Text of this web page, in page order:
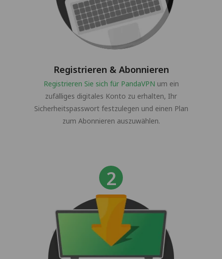
Registrieren & Abonnieren
Registrieren Sie sich für PandaVPN um ein
zufälliges digitales Konto zu erhalten, Ihr
Sicherheitspasswort festzulegen und einen Plan
zum Abonnieren auszuwählen.